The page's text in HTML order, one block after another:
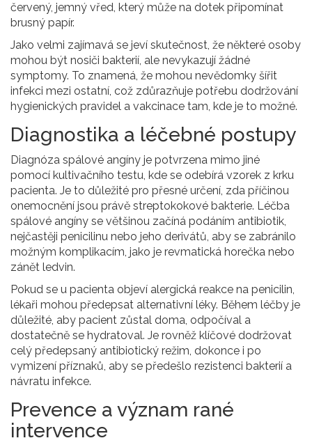
červený, jemný vřed, který může na dotek připomínat
brusný papír.
Jako velmi zajímavá se jeví skutečnost, že některé osoby
mohou být nosiči bakterií, ale nevykazují žádné
symptomy. To znamená, že mohou nevědomky šířit
infekci mezi ostatní, což zdůrazňuje potřebu dodržování
hygienických pravidel a vakcinace tam, kde je to možné.
Diagnostika a léčebné postupy
Diagnóza spálové angíny je potvrzena mimo jiné
pomocí kultivačního testu, kde se odebírá vzorek z krku
pacienta. Je to důležité pro přesné určení, zda příčinou
onemocnění jsou právě streptokokové bakterie. Léčba
spálové angíny se většinou začíná podáním antibiotik,
nejčastěji penicilinu nebo jeho derivátů, aby se zabránilo
možným komplikacím, jako je revmatická horečka nebo
zánět ledvin.
Pokud se u pacienta objeví alergická reakce na penicilin,
lékaři mohou předepsat alternativní léky. Během léčby je
důležité, aby pacient zůstal doma, odpočíval a
dostatečně se hydratoval. Je rovněž klíčové dodržovat
celý předepsaný antibiotický režim, dokonce i po
vymizení příznaků, aby se předešlo rezistenci bakterií a
návratu infekce.
Prevence a význam rané
intervence